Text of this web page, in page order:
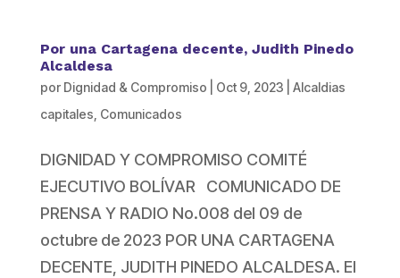
Por una Cartagena decente, Judith Pinedo
Alcaldesa
por Dignidad & Compromiso Oct 9, 2023
Alcaldias
capitales Comunicados
DIGNIDAD Y COMPROMISO COMITÉ
EJECUTIVO BOLÍVAR COMUNICADO DE
PRENSA Y RADIO No.008 del 09 de
octubre de 2023 POR UNA CARTAGENA
DECENTE, JUDITH PINEDO ALCALDESA. El